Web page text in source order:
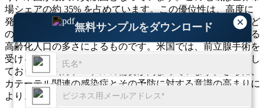
×
無料サンプルをダウンロード
場シェアの約 35% を占めています。この優位性は、高度に
発達した医療インフラ、前立腺肥大症（BPH）や尿失禁など
の泌尿器疾患の有病率の高さ、カテーテル治療を必要とする
高齢化人口の多さによるものです。米国では、前立腺手術を
受ける患者数の増加によりカテーテルの使用が着実に増加し
ており、間欠カテーテルの需要が高まっています。さらに、
カテーテル関連の感染症とその予防に対する意識の高まりに
より、この地域の市場需要がさらに高まっています。